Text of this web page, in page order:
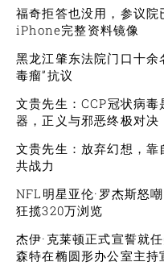
福奇拒答也没用，参议
iPhone完整资料镜像
黑龙江肇东法院门口十余
毒瘤”抗议
文贵先生：CCP冠状病毒
器，正义与邪恶终极对决
文贵先生：放弃幻想，
共战力
NFL明星亚伦·罗杰斯怒
狂揽320万浏览
杰伊·克莱顿正式宣誓就
森特在椭圆形办公室主持